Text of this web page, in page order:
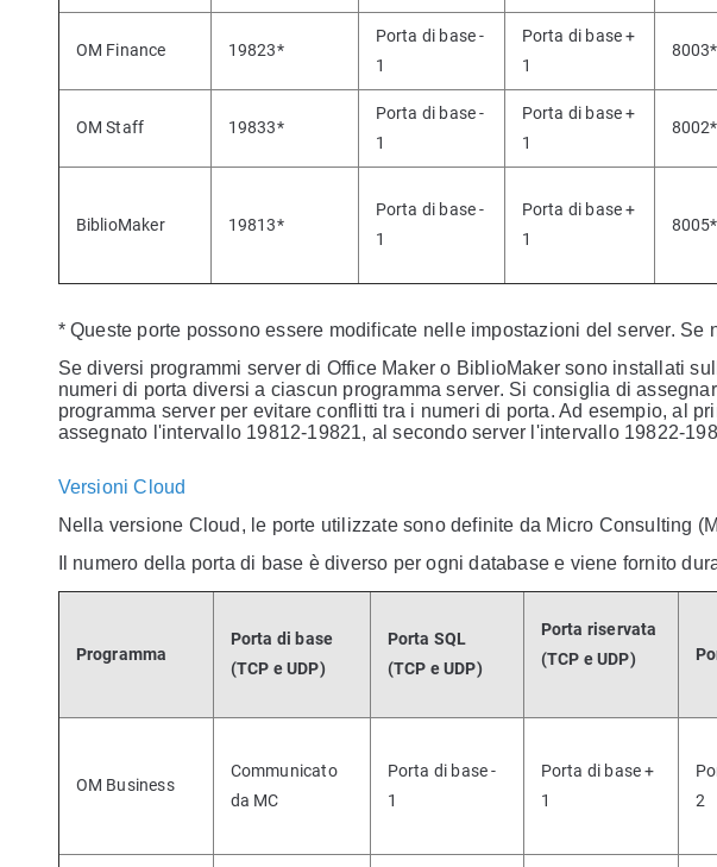
OM Finance 19823*
Porta di base -
1
Porta di base +
1
8003*
OM Staff 19833*
Porta di base -
1
Porta di base +
1
8002*
BiblioMaker 19813*
Porta di base -
1
Porta di base +
1
8005*
* Queste porte possono essere modificate nelle impostazioni del server.
Se diversi programmi server di Office Maker o BiblioMaker sono installati
numeri di porta diversi a ciascun programma server. Si consiglia di
programma server per evitare conflitti tra i numeri di porta. Ad esempio, al
assegnato l'intervallo 19812-19821, al secondo server l'intervallo 19822-
Versioni Cloud
Nella versione Cloud, le porte utilizzate sono definite da Micro Consulting
Il numero della porta di base è diverso per ogni database e viene fornito
Programma
Porta di base
(TCP e UDP)
Porta SQL
(TCP e UDP)
Porta riservata
(TCP e UDP)
OM Business
Communicato
da MC
Porta di base -
1
Porta di base +
1
2